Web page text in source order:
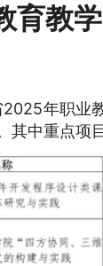
育教
年职业
中重点项